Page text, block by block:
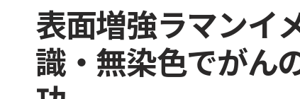
表面増強ラマンイ
識・無染色でがん